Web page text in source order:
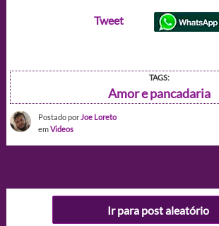
Tweet
TAGS:
Amor e pancadaria
Postado por Joe Loreto
emVideos
Ir para post aleatório